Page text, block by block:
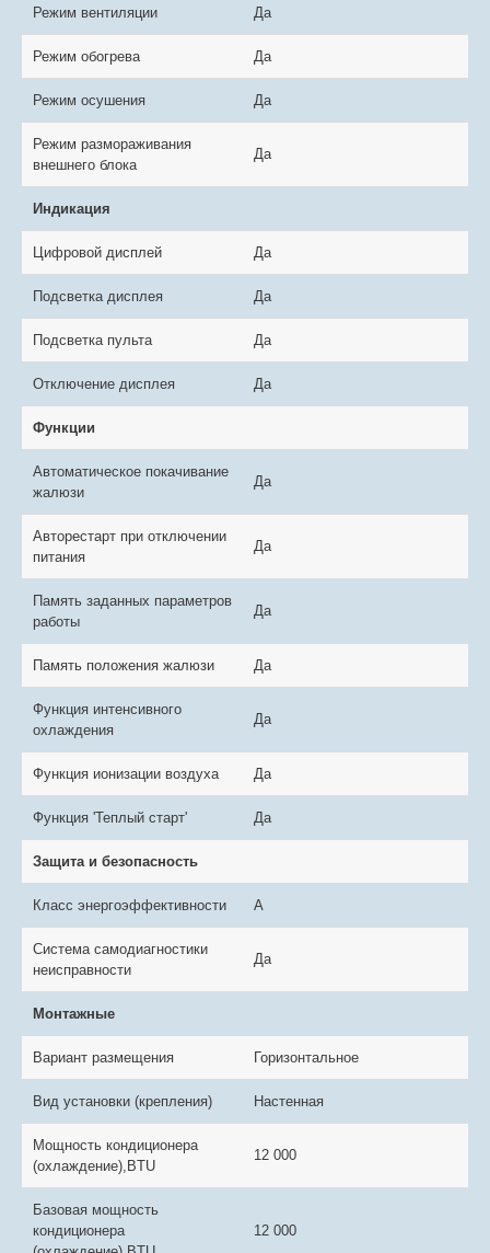
Режим вентиляции Да
Режим обогрева Да
Режим осушения Да
Режим размораживания
внешнего блока
Да
Индикация
Цифровой дисплей Да
Подсветка дисплея Да
Подсветка пульта Да
Отключение дисплея Да
Функции
Автоматическое покачивание
жалюзи
Да
Авторестарт при отключении
питания
Да
Память заданных параметров
работы
Да
Память положения жалюзи Да
Функция интенсивного
охлаждения
Да
Функция ионизации воздуха Да
Функция 'Теплый старт' Да
Защита и безопасность
Класс энергоэффективности A
Система самодиагностики
неисправности
Да
Монтажные
Вариант размещения Горизонтальное
Вид установки (крепления) Настенная
Мощность кондиционера
(охлаждение),BTU
12 000
Базовая мощность
кондиционера
12 000